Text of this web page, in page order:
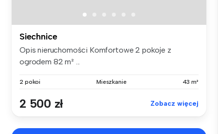
Siechnice
Opis nieruchomości Komfortowe 2 pokoje z
ogrodem 82 m² ...
2 pokoi Mieszkanie 43 m²
2 500 zł Zobacz więcej